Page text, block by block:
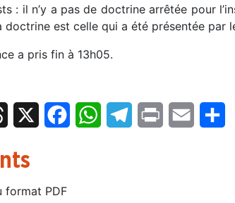
: il n’y a pas de doctrine arrêtée pour
doctrine est celle qui a été présentée par
a pris fin à 13h05.
Threads FacebookWhatsAppTelegram
Print Email
format PDF